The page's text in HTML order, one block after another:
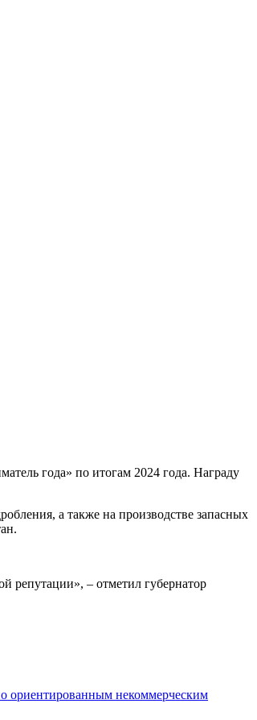
года» по итогам 2024 года. Награду
а также на производстве запасных
репутации», – отметил губернатор
ориентированным некоммерческим